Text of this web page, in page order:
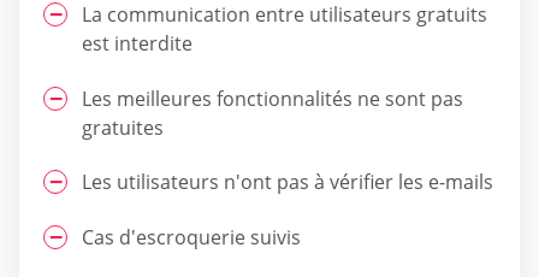
La communication entre utilisateurs gratuits
est interdite
Les meilleures fonctionnalités ne sont pas
gratuites
Les utilisateurs n'ont pas à vérifier les e-mails
Cas d'escroquerie suivis